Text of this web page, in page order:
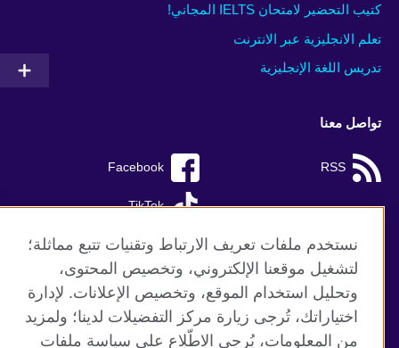
كتيب التحضير لامتحان IELTS المجاني!
تعلم الانجليزية عبر الانترنت
تدريس اللغة الإنجليزية
تواصل معنا
Facebook RSS
TikTok
موقع المجلس الثقافي البريطاني العالمي
الخصوصية وشروط الاستخدام
نستخدم ملفات تعريف الارتباط وتقنيات تتبع مماثلة؛
لتشغيل موقعنا الإلكتروني، وتخصيص المحتوى،
وتحليل استخدام الموقع، وتخصيص الإعلانات. لإدارة
اختياراتك، تُرجى زيارة مركز التفضيلات لدينا؛ ولمزيد
من المعلومات، يُرجى الاطّلاع على سياسة ملفات